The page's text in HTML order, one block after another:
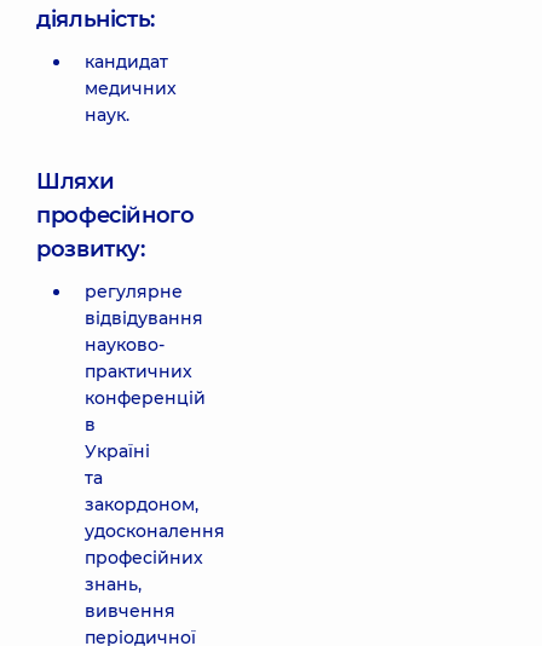
діяльність:
кандидат
медичних
наук.
Шляхи
професійного
розвитку:
регулярне
відвідування
науково-
практичних
конференцій
в
Україні
та
закордоном,
удосконалення
професійних
знань,
вивчення
періодичної